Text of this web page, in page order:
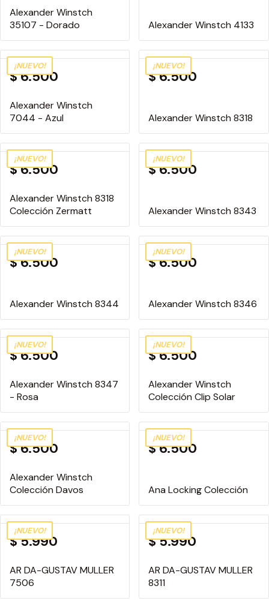
Clic
Coach
DKNY
Guess
Gustav Müller
Ver Más
Color
Amarillo
Beige/Marfil
Celeste
Gris
Lila/Violeta
Marrón/Carey
Ver Más
Material
Combinado
Flexible
Metal
Nylon/TR-90
Ecológico
Titanio
Precio
Precio:285 23900
Alexander Winstch
35107 - Dorado
Alexander Winstch 4133
¡NUEVO!
$ 6.500
Alexander Winstch
7044 - Azul
¡NUEVO!
$ 6.500
Alexander Winstch 8318
¡NUEVO!
$ 6.500
Alexander Winstch 8318
Colección Zermatt
¡NUEVO!
$ 6.500
Alexander Winstch 8343
¡NUEVO!
$ 6.500
Alexander Winstch 8344
¡NUEVO!
$ 6.500
Alexander Winstch 8346
¡NUEVO!
$ 6.500
Alexander Winstch 8347
- Rosa
¡NUEVO!
$ 6.500
Alexander Winstch
Colección Clip Solar
¡NUEVO!
$ 6.500
Alexander Winstch
Colección Davos
¡NUEVO!
$ 6.500
Ana Locking Colección
¡NUEVO!
$ 5.990
AR DA-GUSTAV MULLER
7506
¡NUEVO!
$ 5.990
AR DA-GUSTAV MULLER
8311